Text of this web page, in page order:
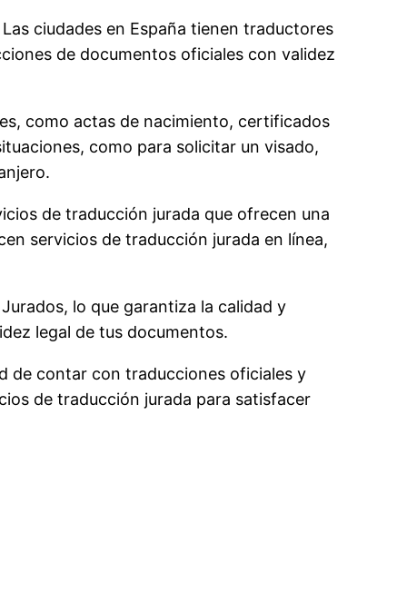
ciudades en España tienen traductores
de documentos oficiales con validez
como actas de nacimiento, certificados
como para solicitar un visado,
de traducción jurada que ofrecen una
servicios de traducción jurada en línea,
lo que garantiza la calidad y
legal de tus documentos.
de contar con traducciones oficiales y
de traducción jurada para satisfacer